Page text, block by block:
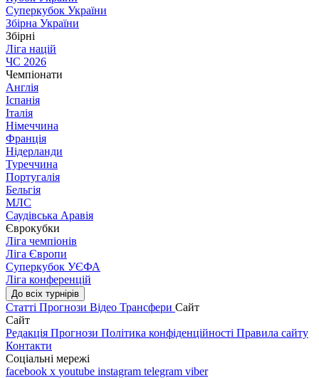
Суперкубок України
Збірна України
Збірні
Ліга націй
ЧС 2026
Чемпіонати
Англія
Іспанія
Італія
Німеччина
Франція
Нідерланди
Туреччина
Португалія
Бельгія
МЛС
Саудівська Аравія
Єврокубки
Ліга чемпіонів
Ліга Європи
Суперкубок УЄФА
Ліга конференцій
До всіх турнірів
Статті Прогнози Відео Трансфери Сайт
Сайт
Редакція Прогнози Політика конфіденційності Правила сайту
Контакти
Соціальні мережі
facebook x youtube instagram telegram viber